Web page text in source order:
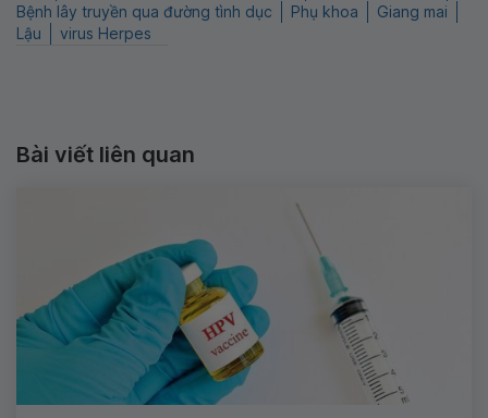
Bệnh lây truyền qua đường tình dục
Phụ khoa
Giang mai
Lậu
virus Herpes
Bài viết liên quan